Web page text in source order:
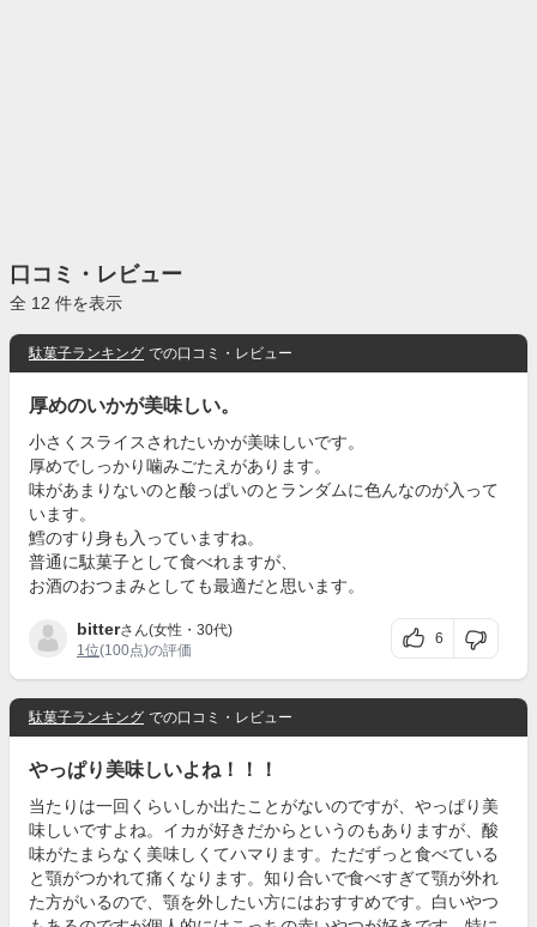
口コミ・レビュー
全 12 件を表示
駄菓子ランキング での口コミ・レビュー
厚めのいかが美味しい。
小さくスライスされたいかが美味しいです。
厚めでしっかり噛みごたえがあります。
味があまりないのと酸っぱいのとランダムに色んなのが入って
います。
鱈のすり身も入っていますね。
普通に駄菓子として食べれますが、
お酒のおつまみとしても最適だと思います。
bitterさん(女性・30代)
1位(100点)の評価
6
駄菓子ランキング での口コミ・レビュー
やっぱり美味しいよね！！！
当たりは一回くらいしか出たことがないのですが、やっぱり美
味しいですよね。イカが好きだからというのもありますが、酸
味がたまらなく美味しくてハマります。ただずっと食べている
と顎がつかれて痛くなります。知り合いで食べすぎて顎が外れ
た方がいるので、顎を外したい方にはおすすめです。白いやつ